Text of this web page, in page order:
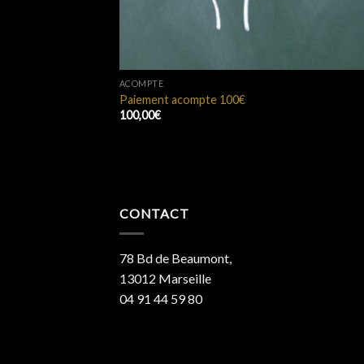
ACOMPTE
Paiement acompte 100€
100,00€
CONTACT
78 Bd de Beaumont,
13012 Marseille
04 91 44 59 80